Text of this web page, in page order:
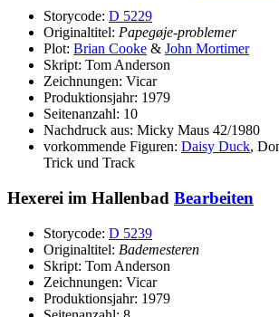
Storycode: D 5229
Originaltitel: Papegøje-problemer
Plot: Brian Cooke & John Mortimer
Skript: Tom Anderson
Zeichnungen: Vicar
Produktionsjahr: 1979
Seitenanzahl: 10
Nachdruck aus: Micky Maus 42/1980
vorkommende Figuren: Daisy Duck,
Trick und Track
Hexerei im Hallenbad Bearbeiten
Storycode: D 5239
Originaltitel: Bademesteren
Skript: Tom Anderson
Zeichnungen: Vicar
Produktionsjahr: 1979